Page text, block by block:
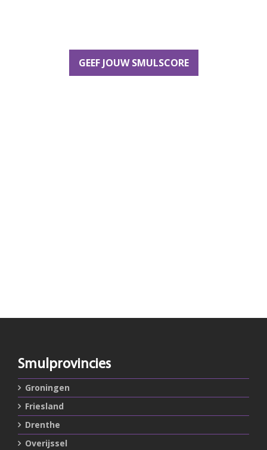
GEEF JOUW SMULSCORE
Smulprovincies
Groningen
Friesland
Drenthe
Overijssel